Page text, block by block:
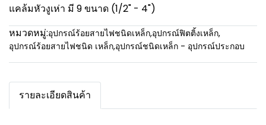
แคล้มหัวงูเห่า มี 9 ขนาด (1/2" - 4")
หมวดหมู่:อุปกรณ์ร้อยสายไฟชนิดเหล็ก,อุปกรณ์ฟิตติ้งเหล็ก,
อุปกรณ์ร้อยสายไฟชนิด เหล็ก,อุปกรณ์ชนิดเหล็ก - อุปกรณ์ประกอบ
รายละเอียดสินค้า